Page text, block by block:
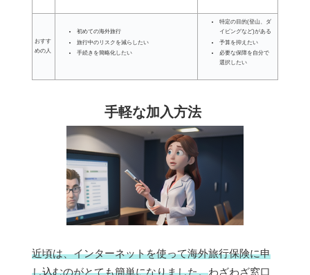
おすす
めの人
初めての海外旅行
旅行中のリスクを減らしたい
手続きを簡略化したい
特定の目的(登山、ダ
イビングなど)がある
予算を抑えたい
必要な保障を自分で
選択したい
手軽な加入方法
近頃は、インターネットを使って海外旅行保険に申
し込むのがとても簡単になりました。わざわざ窓口